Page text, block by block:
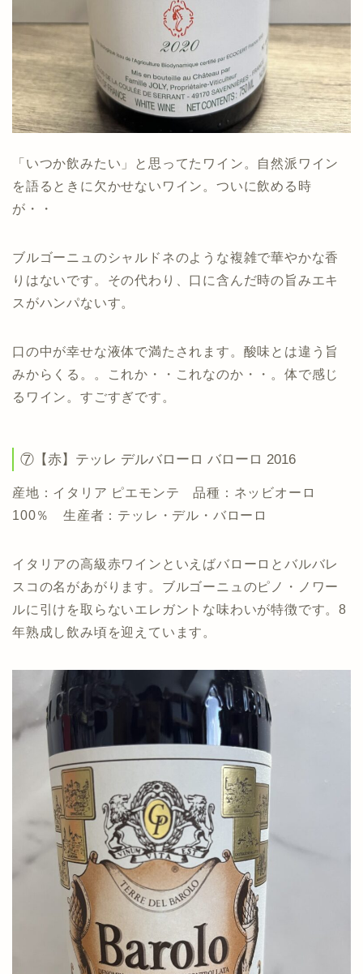
「いつか飲みたい」と思ってたワイン。自然派ワイン
を語るときに欠かせないワイン。ついに飲める時
が・・
ブルゴーニュのシャルドネのような複雑で華やかな香
りはないです。その代わり、口に含んだ時の旨みエキ
スがハンパないす。
口の中が幸せな液体で満たされます。酸味とは違う旨
みからくる。。これか・・これなのか・・。体で感じ
るワイン。すごすぎです。
⑦【赤】テッレ デルバローロ バローロ 2016
産地：イタリア ピエモンテ 品種：ネッビオーロ
100％ 生産者：テッレ・デル・バローロ
イタリアの高級赤ワインといえばバローロとバルバレ
スコの名があがります。ブルゴーニュのピノ・ノワー
ルに引けを取らないエレガントな味わいが特徴です。8
年熟成し飲み頃を迎えています。